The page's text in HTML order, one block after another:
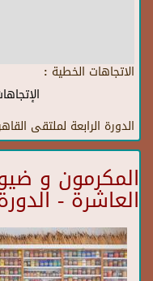
الاتجاهات الخطية :
الدورة الرابعة لملتقى
المكرمون و
العاشرة -